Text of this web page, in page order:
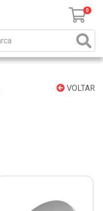
0
VOLTAR